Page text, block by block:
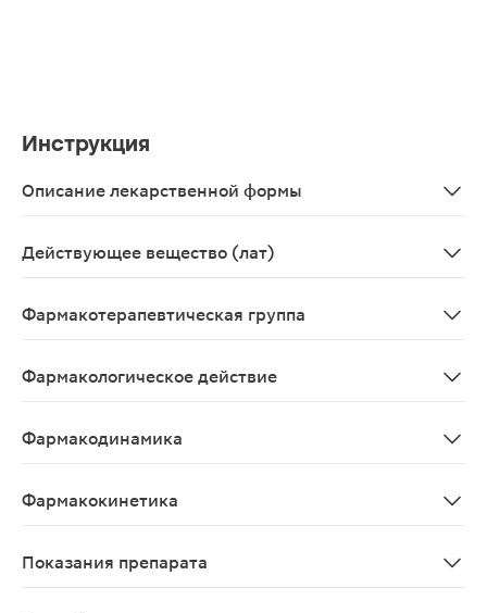
Инструкция
Описание лекарственной формы
Действующее вещество (лат)
Фармакотерапевтическая группа
Фармакологическое действие
Фармакодинамика
Фармакокинетика
Показания препарата